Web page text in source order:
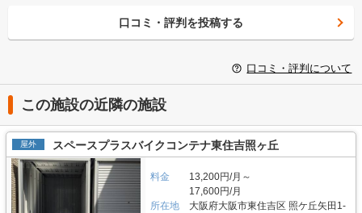
口コミ・評判を投稿する
口コミ・評判について
この施設の近隣の施設
屋外 スペースプラスバイクコンテナ東住吉照ヶ丘
料金
13,200円/月～
17,600円/月
所在地
大阪府大阪市東住吉区 照ケ丘矢田1-